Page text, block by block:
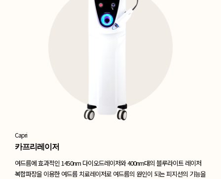
Capri
카프리레이저
여드름에 효과적인 1450nm 다이오드레이저와 400nm대의 블루라이트 레이저
복합파장을 이용한 여드름 치료레이저로 여드름의 원인이 되는 피지선의 기능을